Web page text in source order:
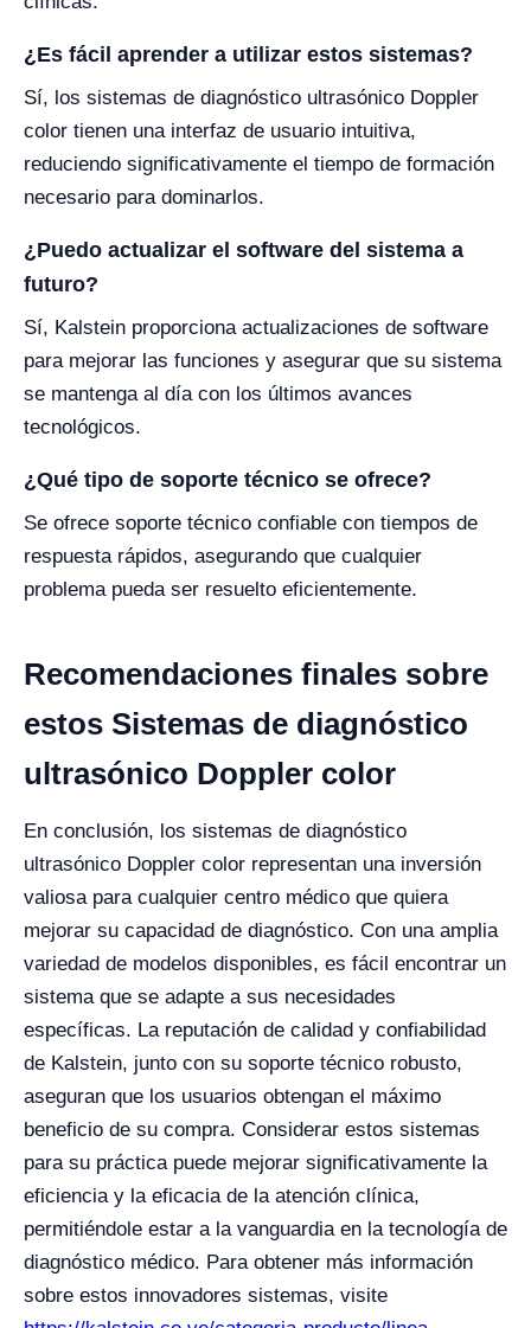
¿Es fácil aprender a utilizar estos sistemas?
Sí, los sistemas de diagnóstico ultrasónico Doppler
color tienen una interfaz de usuario intuitiva,
reduciendo significativamente el tiempo de formación
necesario para dominarlos.
¿Puedo actualizar el software del sistema a
futuro?
Sí, Kalstein proporciona actualizaciones de software
para mejorar las funciones y asegurar que su sistema
se mantenga al día con los últimos avances
tecnológicos.
¿Qué tipo de soporte técnico se ofrece?
Se ofrece soporte técnico confiable con tiempos de
respuesta rápidos, asegurando que cualquier
problema pueda ser resuelto eficientemente.
Recomendaciones finales sobre
estos Sistemas de diagnóstico
ultrasónico Doppler color
En conclusión, los sistemas de diagnóstico
ultrasónico Doppler color representan una inversión
valiosa para cualquier centro médico que quiera
mejorar su capacidad de diagnóstico. Con una amplia
variedad de modelos disponibles, es fácil encontrar un
sistema que se adapte a sus necesidades
específicas. La reputación de calidad y confiabilidad
de Kalstein, junto con su soporte técnico robusto,
aseguran que los usuarios obtengan el máximo
beneficio de su compra. Considerar estos sistemas
para su práctica puede mejorar significativamente la
eficiencia y la eficacia de la atención clínica,
permitiéndole estar a la vanguardia en la tecnología de
diagnóstico médico. Para obtener más información
sobre estos innovadores sistemas, visite